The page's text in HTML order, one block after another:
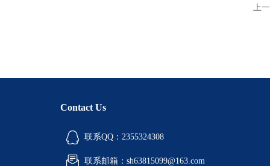
上
Contact Us
联系QQ：2355324308
联系邮箱：sh63815099@163.com